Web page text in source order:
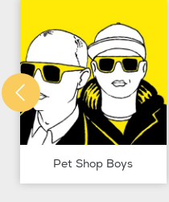
Pet Shop Boys